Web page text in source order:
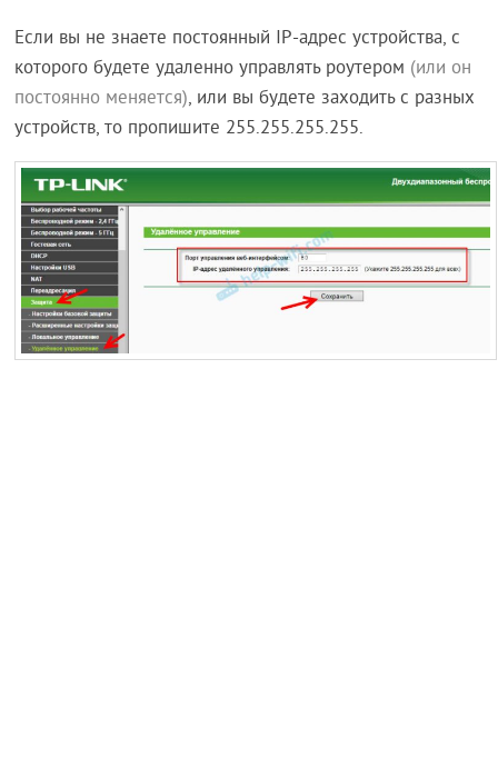
Если вы не знаете постоянный IP-адрес устройства, с
которого будете удаленно управлять роутером (или он
постоянно меняется), или вы будете заходить с разных
устройств, то пропишите 255.255.255.255.